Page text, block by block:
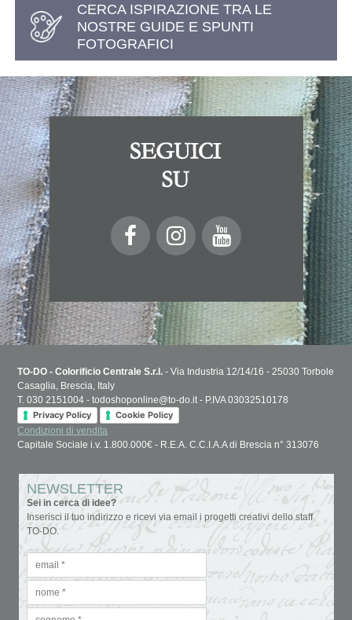
CERCA ISPIRAZIONE TRA LE
NOSTRE GUIDE E SPUNTI
FOTOGRAFICI
TO-DO - Colorificio Centrale S.r.l. - Via Industria 12/14/16 - 25030 Torbole
Casaglia, Brescia, Italy
T. 030 2151004 - todoshoponline@to-do.it - P.IVA 03032510178
Privacy Policy
Cookie Policy
Condizioni di vendita
Capitale Sociale i.v. 1.800.000€ - R.E.A. C.C.I.A.A di Brescia n° 313076
NEWSLETTER
Sei in cerca di idee?
Inserisci il tuo indirizzo e ricevi via email i progetti creativi dello staff
TO-DO.